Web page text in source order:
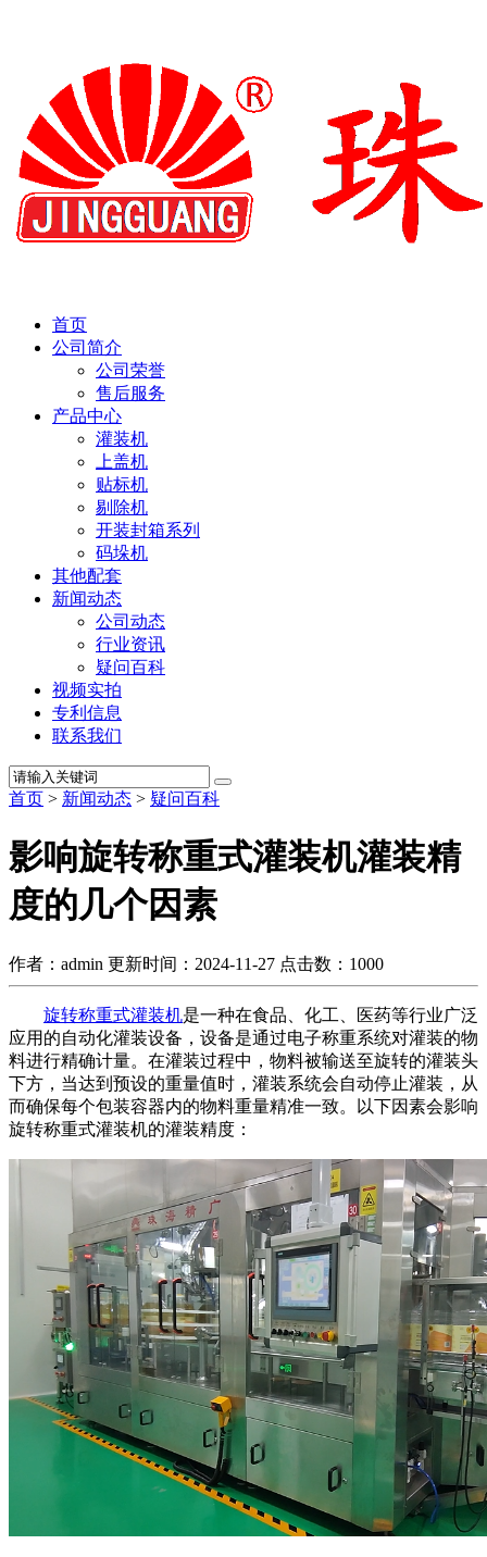
首页
公司简介
公司荣誉
售后服务
产品中心
灌装机
上盖机
贴标机
剔除机
开装封箱系列
码垛机
其他配套
新闻动态
公司动态
行业资讯
疑问百科
视频实拍
专利信息
联系我们
首页 > 新闻动态 > 疑问百科
影响旋转称重式灌装机灌装精
度的几个因素
作者：admin 更新时间：2024-11-27 点击数： 1000
旋转称重式灌装机是一种在食品、化工、医药等行业广泛
应用的自动化灌装设备，设备是通过电子称重系统对灌装的物
料进行精确计量。在灌装过程中，物料被输送至旋转的灌装头
下方，当达到预设的重量值时，灌装系统会自动停止灌装，从
而确保每个包装容器内的物料重量精准一致。以下因素会影响
旋转称重式灌装机的灌装精度：